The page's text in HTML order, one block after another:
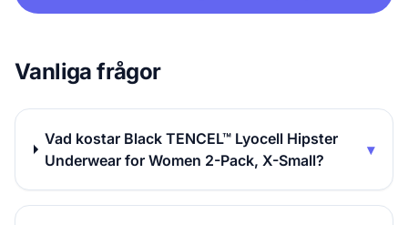
Vanliga frågor
Vad kostar Black TENCEL™ Lyocell Hipster
Underwear for Women 2-Pack, X-Small?
▾